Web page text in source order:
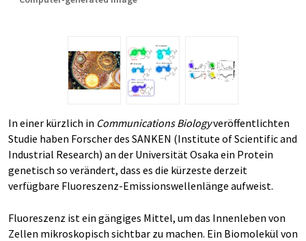
In einer kürzlich in Communications Biologyveröffentlichten
Studie haben Forscher des SANKEN (Institute of Scientific and
Industrial Research) an der Universität Osaka ein Protein
genetisch so verändert, dass es die kürzeste derzeit
verfügbare Fluoreszenz-Emissionswellenlänge aufweist.
Fluoreszenz ist ein gängiges Mittel, um das Innenleben von
Zellen mikroskopisch sichtbar zu machen. Ein Biomolekül von